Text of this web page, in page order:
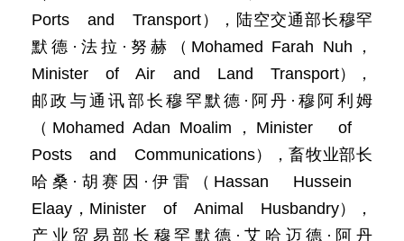
Ports and Transport），陆空交通部长穆罕
默德·法拉·努赫（Mohamed Farah Nuh，
Minister of Air and Land Transport），
邮政与通讯部长穆罕默德·阿丹·穆阿利姆
（Mohamed Adan Moalim，Minister of
Posts and Communications），畜牧业部长
哈桑·胡赛因·伊雷（Hassan Hussein
Elaay，Minister of Animal Husbandry），
产业贸易部长穆罕默德·艾哈迈德·阿丹